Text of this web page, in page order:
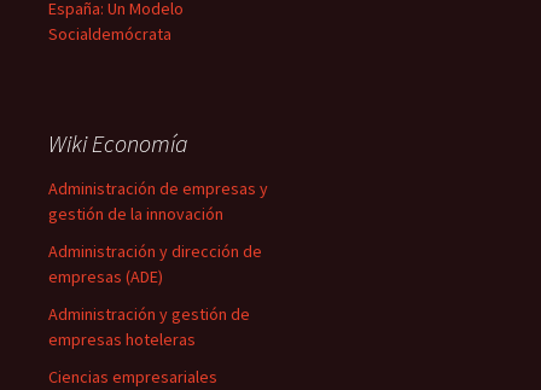
España: Un Modelo
Socialdemócrata
Wiki Economía
Administración de empresas y
gestión de la innovación
Administración y dirección de
empresas (ADE)
Administración y gestión de
empresas hoteleras
Ciencias empresariales